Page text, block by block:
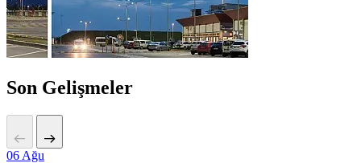
Son Gelişmeler
06 Ağu